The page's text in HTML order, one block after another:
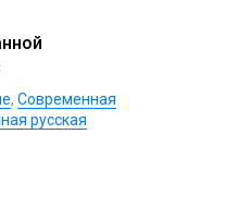
, Современная
русская